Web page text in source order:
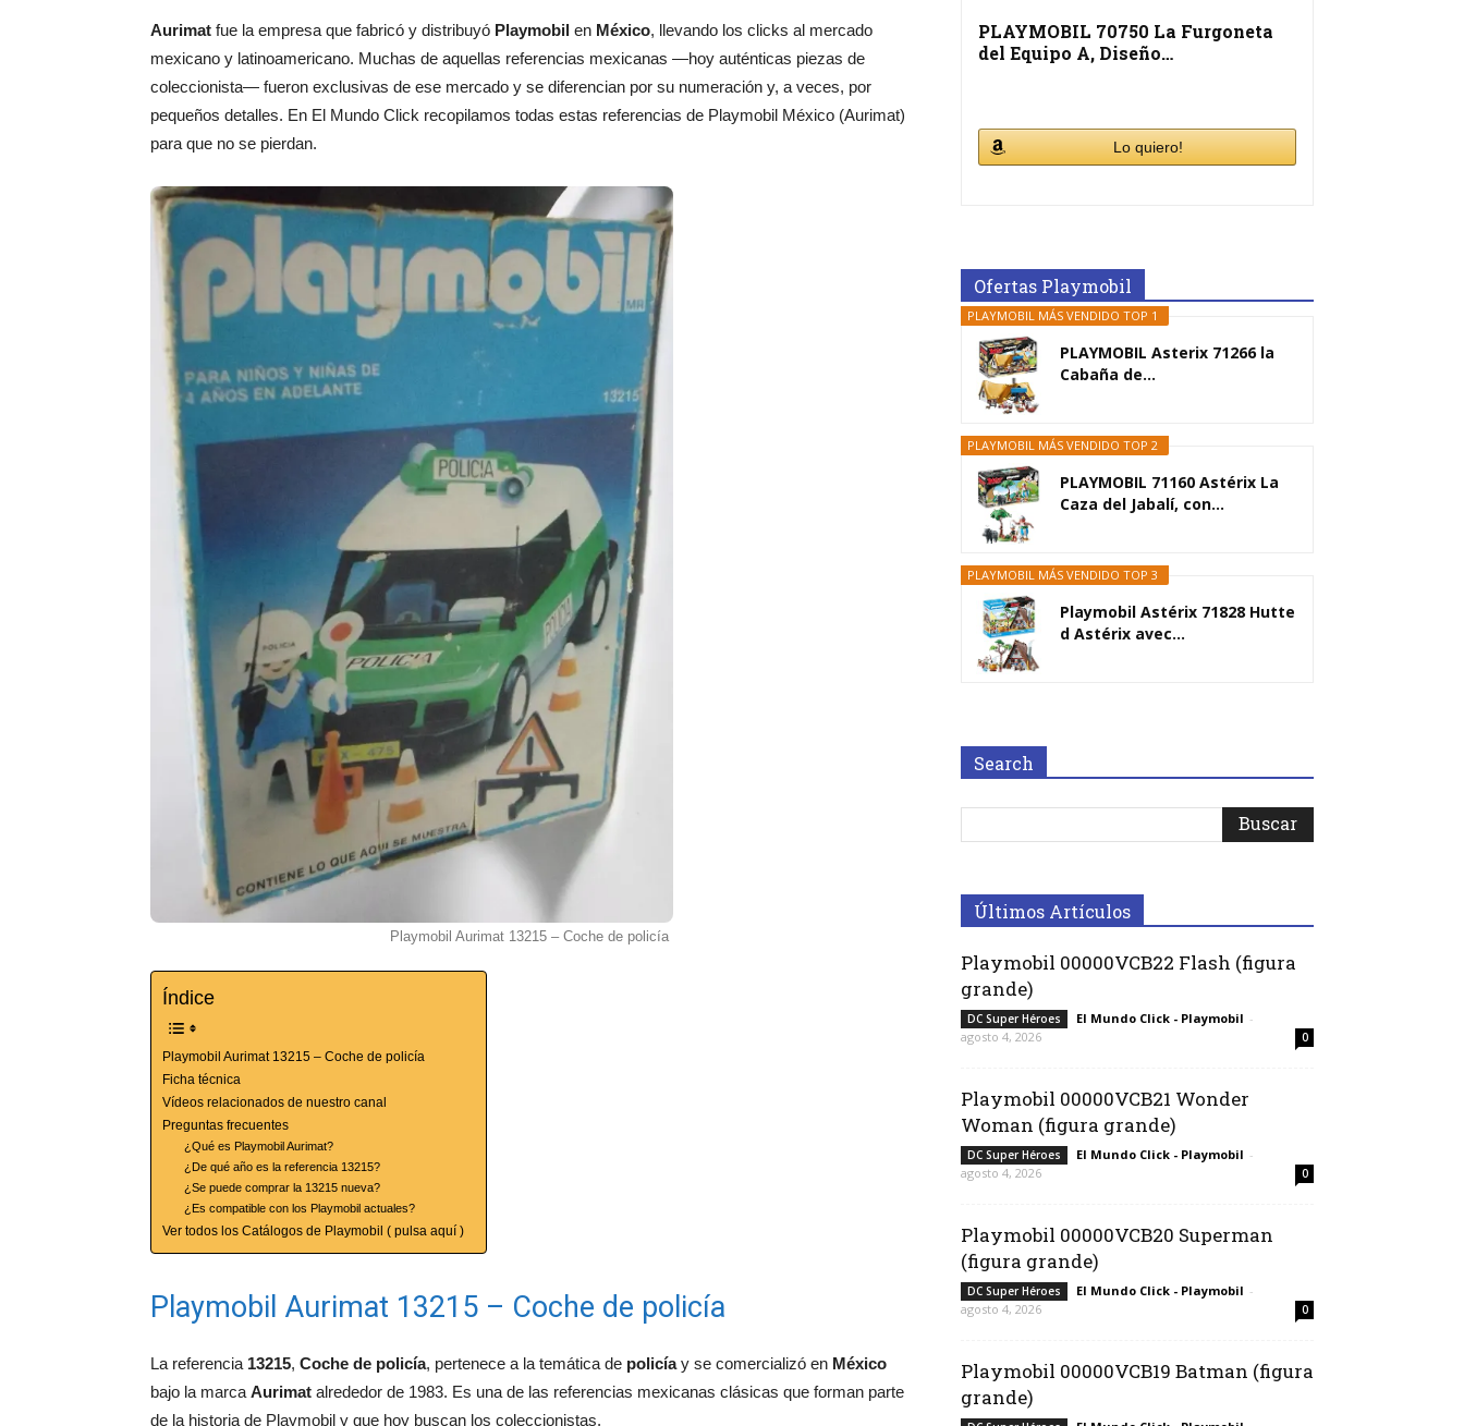
Aurimat fue la empresa que fabricó y distribuyó Playmobil en México, llevando los clicks al mercado
mexicano y latinoamericano. Muchas de aquellas referencias mexicanas —hoy auténticas piezas de
coleccionista— fueron exclusivas de ese mercado y se diferencian por su numeración y, a veces, por
pequeños detalles. En El Mundo Click recopilamos todas estas referencias de Playmobil México (Aurimat)
para que no se pierdan.
Playmobil Aurimat 13215 – Coche de policía
Índice
Playmobil Aurimat 13215 – Coche de policía
Ficha técnica
Vídeos relacionados de nuestro canal
Preguntas frecuentes
¿Qué es Playmobil Aurimat?
¿De qué año es la referencia 13215?
¿Se puede comprar la 13215 nueva?
¿Es compatible con los Playmobil actuales?
Ver todos los Catálogos de Playmobil ( pulsa aquí )
Playmobil Aurimat 13215 – Coche de policía
La referencia 13215, Coche de policía, pertenece a la temática de policíay se comercializó en México
bajo la marca Aurimat alrededor de 1983. Es una de las referencias mexicanas clásicas que forman parte
de la historia de Playmobil y que hoy buscan los coleccionistas.
PLAYMOBIL 70750 La Furgoneta
del Equipo A, Diseño…
Lo quiero!
Ofertas Playmobil
PLAYMOBIL MÁS VENDIDO TOP 1
PLAYMOBIL Asterix 71266 la
Cabaña de...
PLAYMOBIL MÁS VENDIDO TOP 2
PLAYMOBIL 71160 Astérix La
Caza del Jabalí, con...
PLAYMOBIL MÁS VENDIDO TOP 3
Playmobil Astérix 71828 Hutte
d Astérix avec...
Search
Últimos Artículos
Playmobil 00000VCB22 Flash (figura
grande)
DC Super Héroes El Mundo Click - Playmobil -
agosto 4, 2026
0
Playmobil 00000VCB21 Wonder
Woman (figura grande)
DC Super Héroes El Mundo Click - Playmobil -
agosto 4, 2026
0
Playmobil 00000VCB20 Superman
(figura grande)
DC Super Héroes El Mundo Click - Playmobil -
agosto 4, 2026
0
Playmobil 00000VCB19 Batman (figura
grande)